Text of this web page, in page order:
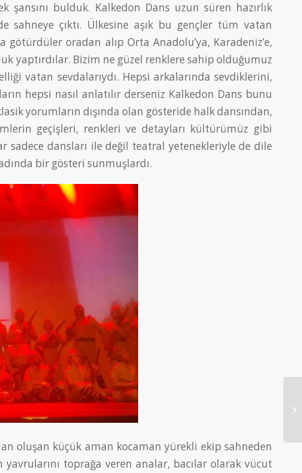
bulduk. Kalkedon Dans uzun süren hazırlık
sahneye çıktı. Ülkesine aşık bu gençler tüm vatan
oradan alıp Orta Anadolu’ya, Karadeniz’e,
yaptırdılar. Bizim ne güzel renklere sahip olduğumuz
vatan sevdalarıydı. Hepsi arkalarında sevdiklerini,
hepsi nasıl anlatılır derseniz Kalkedon Dans bunu
yorumların dışında olan gösteride halk dansından,
geçişleri, renkleri ve detayları kültürümüz gibi
sadece dansları ile değil teatral yetenekleriyle de dile
bir gösteri sunmuşlardı.
oluşan küçük aman kocaman yürekli ekip sahneden
toprağa veren analar, bacılar olarak vücut